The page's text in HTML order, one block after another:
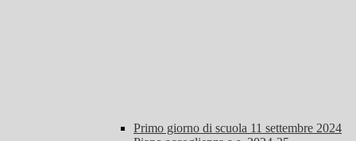
Primo giorno di scuola 11 settembre 2024